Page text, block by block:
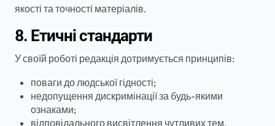
якості та точності матеріалів.
8. Етичні стандарти
У своїй роботі редакція дотримується принципів:
поваги до людської гідності;
недопущення дискримінації за будь-якими
ознаками;
відповідального висвітлення чутливих тем,